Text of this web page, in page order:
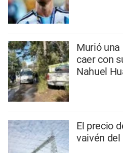
Murió una
caer con
Nahuel
El precio
vaivén